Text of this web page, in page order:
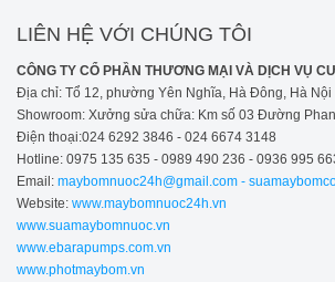
LIÊN HỆ VỚI CHÚNG TÔI
CÔNG TY CỔ PHẦN THƯƠNG MẠI VÀ DỊCH VỤ
Địa chỉ: Tổ 12, phường Yên Nghĩa, Hà Đông, Hà Nội
Showroom: Xưởng sửa chữa: Km số 03 Đường
Điện thoại:024 6292 3846 - 024 6674 3148
Hotline: 0975 135 635 - 0989 490 236 - 0936 995
Email: maybomnuoc24h@gmail.com -
Website: www.maybomnuoc24h.vn
www.suamaybomnuoc.vn
www.ebarapumps.com.vn
www.photmaybom.vn